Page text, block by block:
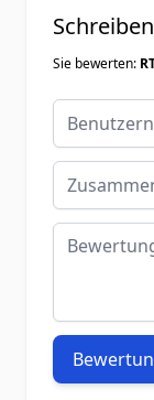
Sie bewerten:
Bewertungen